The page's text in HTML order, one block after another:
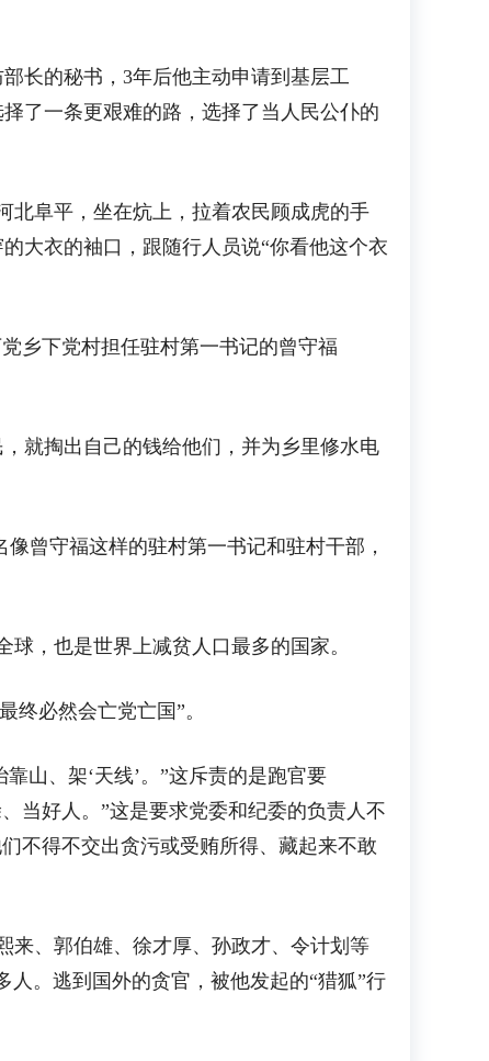
长的秘书，3年后他主动申请到基层工
了一条更艰难的路，选择了当人民公仆的
阜平，坐在炕上，拉着农民顾成虎的手
大衣的袖口，跟随行人员说“你看他这个衣
乡下党村担任驻村第一书记的曾守福
就掏出自己的钱给他们，并为乡里修水电
曾守福这样的驻村第一书记和驻村干部，
，也是世界上减贫人口最多的国家。
必然会亡党亡国”。
山、架‘天线’。”这斥责的是跑官要
当好人。”这是要求党委和纪委的负责人不
不得不交出贪污或受贿所得、藏起来不敢
、郭伯雄、徐才厚、孙政才、令计划等
人。逃到国外的贪官，被他发起的“猎狐”行